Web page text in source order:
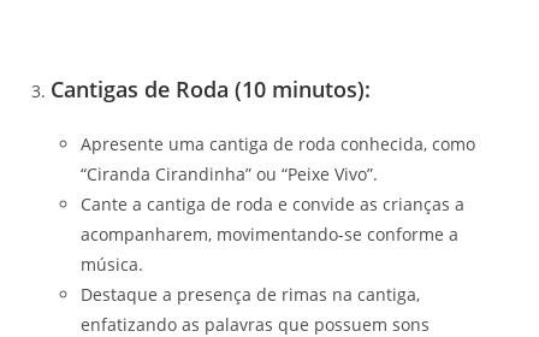
Cantigas de Roda (10 minutos):
Apresente uma cantiga de roda conhecida, como
“Ciranda Cirandinha” ou “Peixe Vivo”.
Cante a cantiga de roda e convide as crianças a
acompanharem, movimentando-se conforme a
música.
Destaque a presença de rimas na cantiga,
enfatizando as palavras que possuem sons